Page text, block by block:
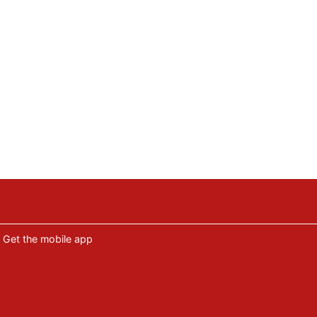
Get the mobile app